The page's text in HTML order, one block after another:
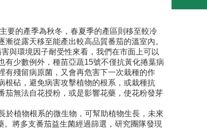
要的產季為秋冬，春夏季的產區則移至較冷
從露天移至能產出較高品質番茄的溫室內。
與環境因子耐受性來看，我們在市面上可以
有少數例外，種苗亞蔬15號不僅抗黃化捲葉病
有殘留病原菌，又會再危害下一次栽種的作
根砧，避免病害攻擊植物的根系，或栽種抗
茄無法自花授粉，或是影響花藥，使花粉發芽
植物根系的微生物，可幫助植物生長，未來
將多支番茄益生菌經過篩選，研究團隊發現